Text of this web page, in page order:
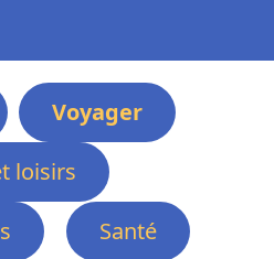
Voyager
loisirs
Santé